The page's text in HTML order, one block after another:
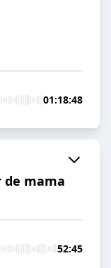
01:18:48
de mama
52:45